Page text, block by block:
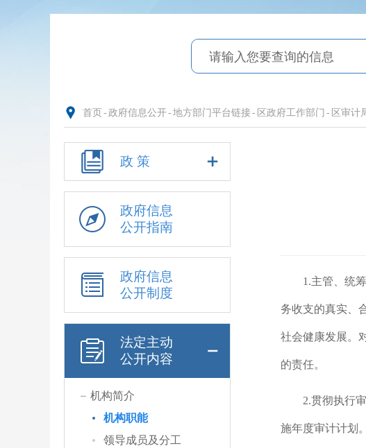
首页 - 政府信息公开- 地方部门平台链接- 区政府工作部门 - 区审计
政 策
政府信息
公开指南
政府信息
公开制度
法定主动
公开内容
机构简介
机构职能
领导成员及分工
1.主管、统
务收支的真实、
社会健康发展。
的责任。
2.贯彻执行
施年度审计计划。